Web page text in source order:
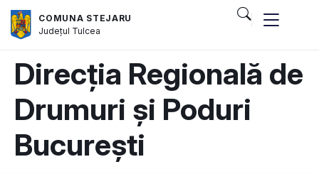
COMUNA STEJARU
Județul Tulcea
Direcția Regională de
Drumuri și Poduri
București